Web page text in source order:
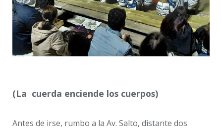
(La cuerda enciende los cuerpos)
Antes de irse, rumbo a la Av. Salto, distante dos